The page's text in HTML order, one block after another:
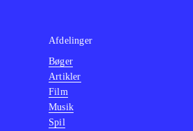
Afdelinger
Bøger
Artikler
Film
Musik
Spil